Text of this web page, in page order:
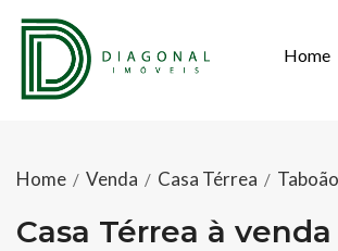
Home
CASA
Home / Venda / Casa Térrea /
Casa Térrea à